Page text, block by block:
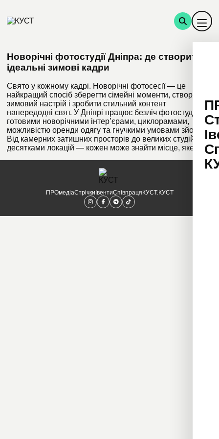
Новорічні фотостудії Дніпра: де створити
ідеальні зимові кадри
Свято у кожному кадрі. Новорічні фотосесії — це
найкращий спосіб зберегти сімейні моменти, створити
зимовий настрій і зробити стильний контент
напередодні свят. У Дніпрі працює безліч фотостудій із
готовими новорічними інтер’єрами, циклорамами,
можливістю оренди одягу та гнучкими умовами зйомок.
Від камерних затишних просторів до великих студій із
десятками локацій — кожен може знайти місце, яке […]
ПРОмедіаСтрічки ІвентиСпівпраця КУСТ.КУСТ